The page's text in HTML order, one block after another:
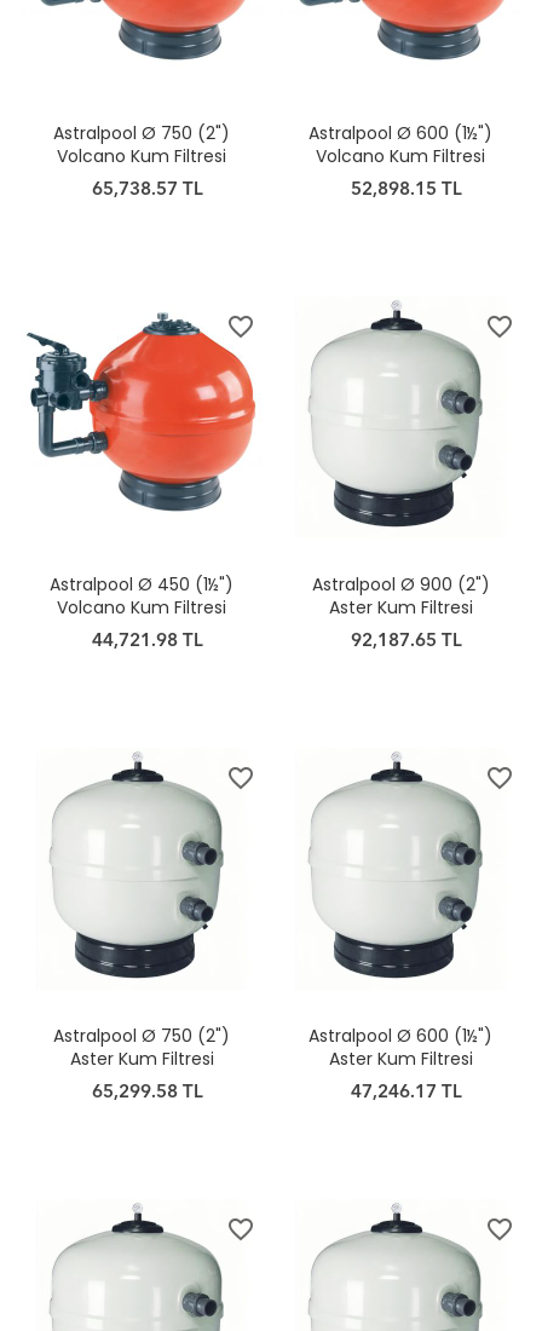
Astralpool Ø 750 (2")
Volcano Kum Filtresi
65,738.57 TL
Astralpool Ø 600 (1½")
Volcano Kum Filtresi
52,898.15 TL
favorite_border
Astralpool Ø 450 (1½")
Volcano Kum Filtresi
44,721.98 TL
favorite_border
Astralpool Ø 900 (2")
Aster Kum Filtresi
92,187.65 TL
favorite_border
Astralpool Ø 750 (2")
Aster Kum Filtresi
65,299.58 TL
favorite_border
Astralpool Ø 600 (1½")
Aster Kum Filtresi
47,246.17 TL
favorite_border favorite_border